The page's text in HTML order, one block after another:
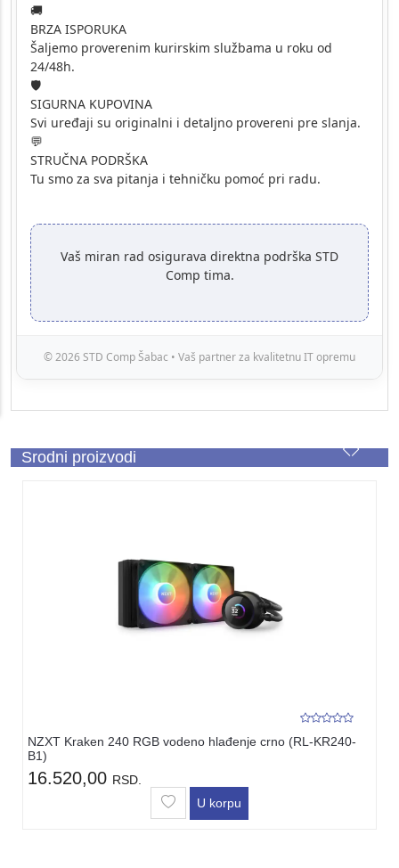
🚚
BRZA ISPORUKA
Šaljemo proverenim kurirskim službama u roku od
24/48h.
🛡️
SIGURNA KUPOVINA
Svi uređaji su originalni i detaljno provereni pre slanja.
💬
STRUČNA PODRŠKA
Tu smo za sva pitanja i tehničku pomoć pri radu.
Vaš miran rad osigurava direktna podrška STD
Comp tima.
© 2026 STD Comp Šabac • Vaš partner za kvalitetnu IT opremu
Srodni proizvodi
NZXT Kraken 240 RGB vodeno hlađenje crno (RL-KR240-
B1)
16.520,00 RSD.
U korpu